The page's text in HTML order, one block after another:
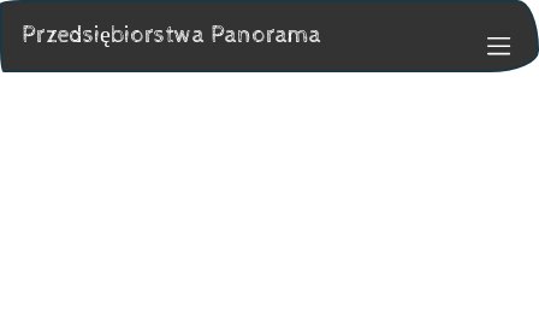
Przedsiębiorstwa Panorama